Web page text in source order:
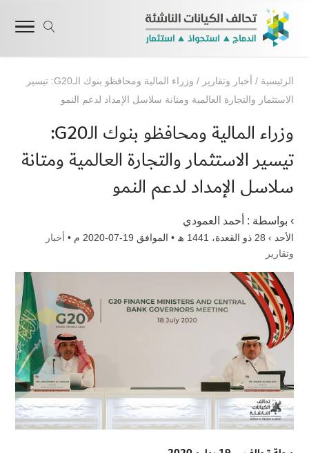
الرئيسية / أخبار وتقارير /
وزراء المالية ومحافظو بنوك الـG20: تيسير
الاستثمار والتجارة العالمية ومتانة سلاسل الإمداد لدعم النمو
وزراء المالية ومحافظو بنوك الـG20:
تيسير الاستثمار والتجارة العالمية ومتانة
سلاسل الإمداد لدعم النمو
› بواسطة : أحمد العمودي
الأحد › 28 ذو القعدة، 1441 ھ • الموافق 19-07-2020 م •
أخبار
وتقارير